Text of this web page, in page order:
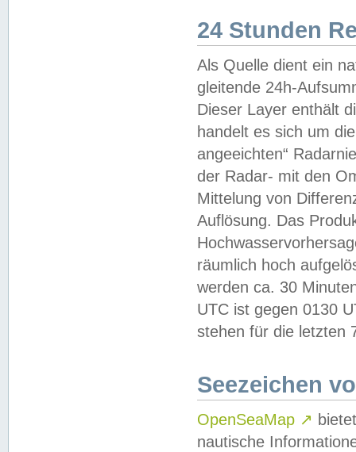
24 Stunden
Als Quelle dient ein
gleitende 24h-
Dieser Layer enthält
handelt es sich um
angeeichten“
der Radar- mit den
Mittelung von
Auflösung. Das
räumlich hoch
werden ca. 30
UTC ist gegen 0130
stehen für die letzten
Seezeichen
OpenSeaMap ↗
nautische